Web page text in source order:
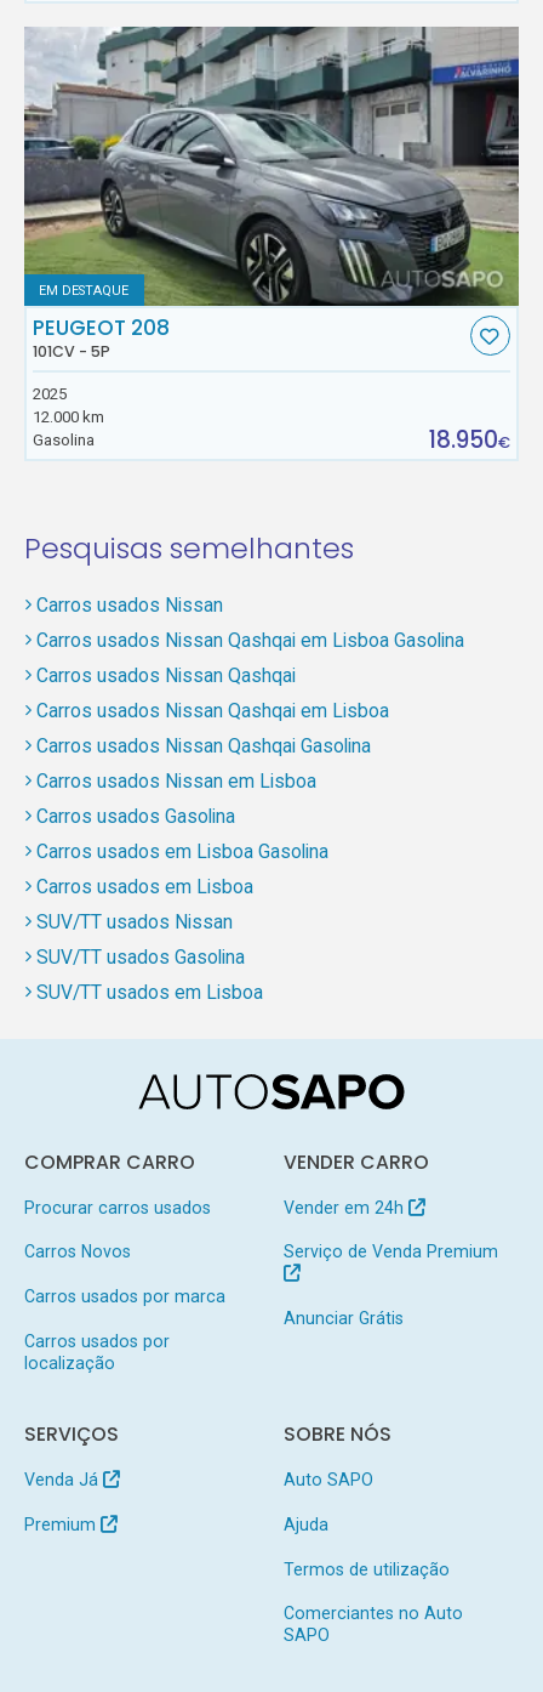
EM DESTAQUE
PEUGEOT 208
101CV - 5P
2025
12.000 km
Gasolina
18.950€
Pesquisas semelhantes
Carros usados Nissan
Carros usados Nissan Qashqai em Lisboa Gasolina
Carros usados Nissan Qashqai
Carros usados Nissan Qashqai em Lisboa
Carros usados Nissan Qashqai Gasolina
Carros usados Nissan em Lisboa
Carros usados Gasolina
Carros usados em Lisboa Gasolina
Carros usados em Lisboa
SUV/TT usados Nissan
SUV/TT usados Gasolina
SUV/TT usados em Lisboa
COMPRAR CARRO
Procurar carros usados
Carros Novos
Carros usados por marca
Carros usados por
localização
VENDER CARRO
Vender em 24h
Serviço de Venda Premium
Anunciar Grátis
SERVIÇOS
Venda Já
Premium
SOBRE NÓS
Auto SAPO
Ajuda
Termos de utilização
Comerciantes no Auto
SAPO